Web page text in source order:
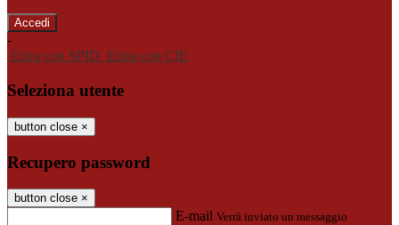
-
Entra con SPID Entra con CIE
Seleziona utente
button close ×
Recupero password
button close ×
E-mail Verrà inviato un messaggio